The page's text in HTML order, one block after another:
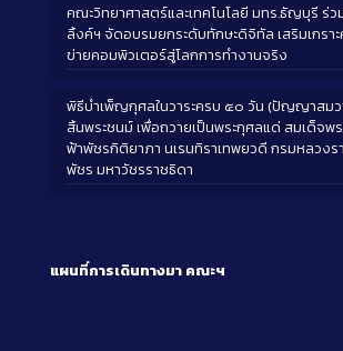
คณะวิทยาศาสตร์และเทคโนโลยี มทร.ธัญบุรี ร่
ลิ้งค์ฯ จัดอบรมยกระดับทักษะดิจิทัล เสริมเกราะ
ข่ายคอมพิวเตอร์สู่โลกการทำงานจริง
พิธีบำเพ็ญกุศลในวาระครบ ๕๐ วัน (ปัญญาสมว
สิ้นพระชนม์ เพื่อถวายเป็นพระกุศลแด่ สมเด็จพร
ฟ้าพัชรกิติยาภา นเรนทิราเทพยวดี กรมหลวง
พัชร มหาวัชรราชธิดา
แผนที่การเดินทางมา คณะฯ